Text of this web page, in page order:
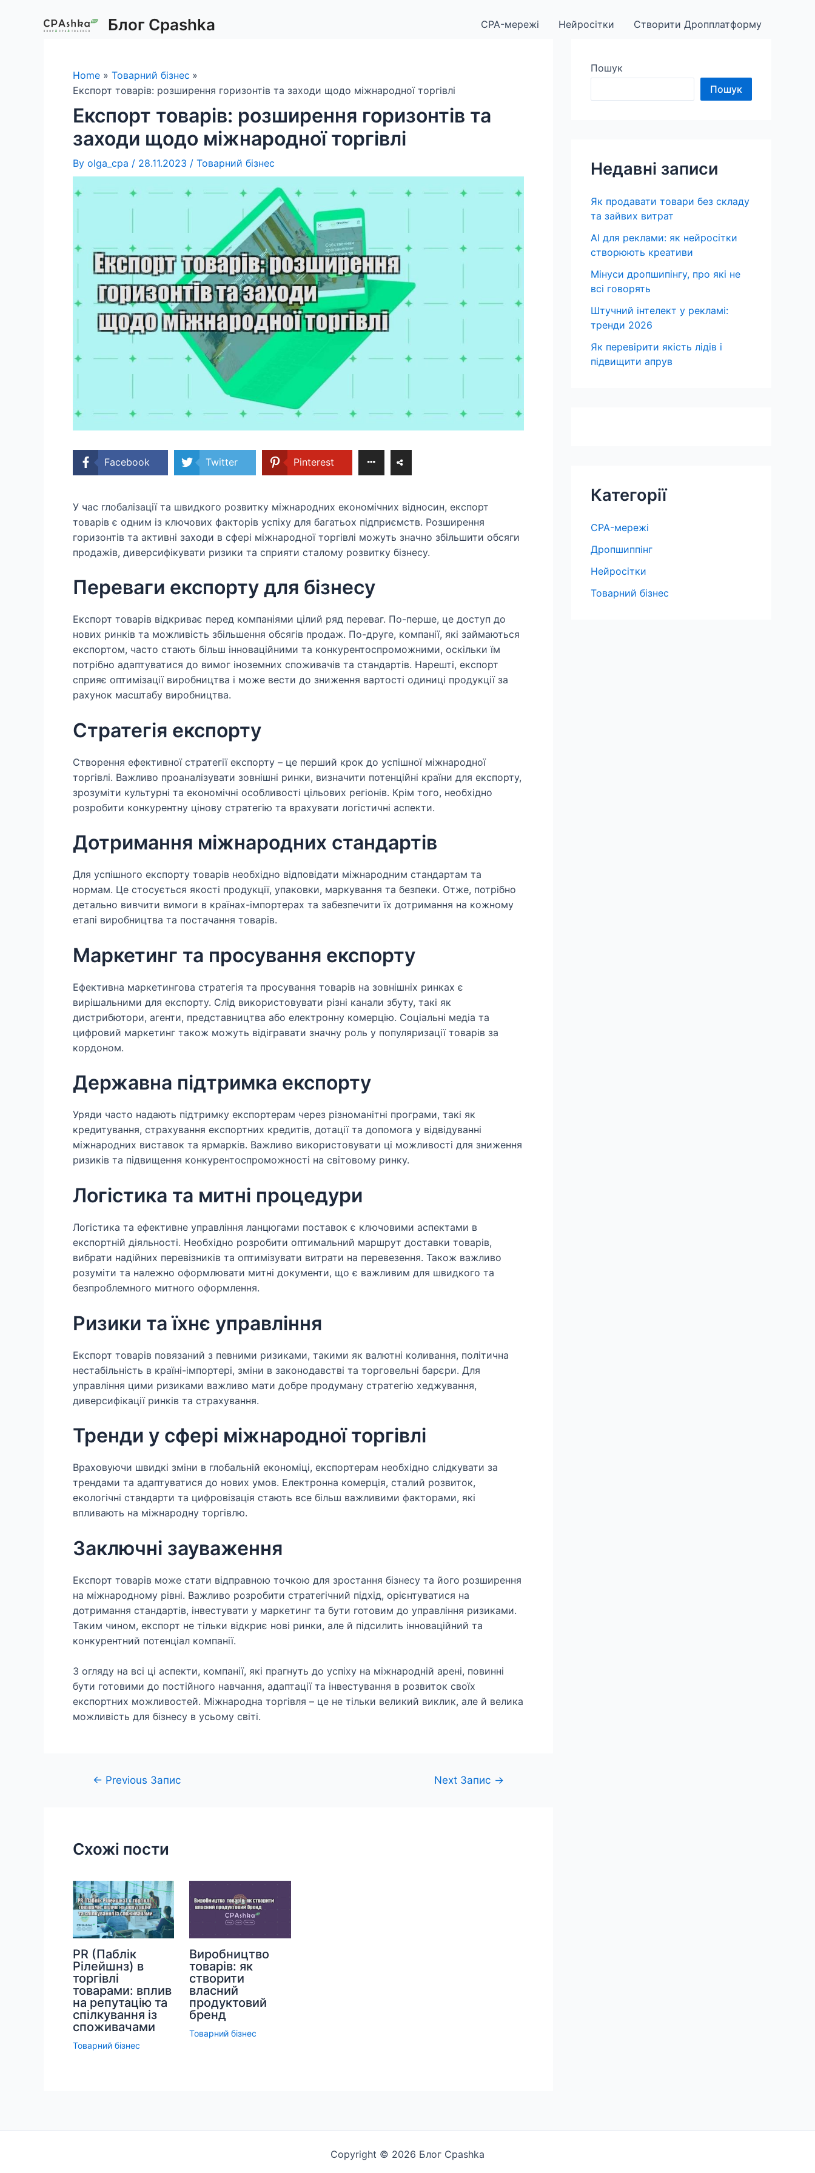
Блог Cpashka CPA-мережі Нейросітки Створити Дропплатформу
Home
Товарний бізнес
Експорт товарів: розширення горизонтів та заходи щодо міжнародної торгівлі
Експорт товарів: розширення горизонтів та
заходи щодо міжнародної торгівлі
By olga_cpa / 28.11.2023 / Товарний бізнес
Facebook Twitter Pinterest
У час глобалізації та швидкого розвитку міжнародних економічних відносин, експорт
товарів є одним із ключових факторів успіху для багатьох підприємств. Розширення
горизонтів та активні заходи в сфері міжнародної торгівлі можуть значно збільшити обсяги
продажів, диверсифікувати ризики та сприяти сталому розвитку бізнесу.
Переваги експорту для бізнесу
Експорт товарів відкриває перед компаніями цілий ряд переваг. По-перше, це доступ до
нових ринків та можливість збільшення обсягів продаж. По-друге, компанії, які займаються
експортом, часто стають більш інноваційними та конкурентоспроможними, оскільки їм
потрібно адаптуватися до вимог іноземних споживачів та стандартів. Нарешті, експорт
сприяє оптимізації виробництва і може вести до зниження вартості одиниці продукції за
рахунок масштабу виробництва.
Стратегія експорту
Створення ефективної стратегії експорту – це перший крок до успішної міжнародної
торгівлі. Важливо проаналізувати зовнішні ринки, визначити потенційні країни для експорту,
зрозуміти культурні та економічні особливості цільових регіонів. Крім того, необхідно
розробити конкурентну цінову стратегію та врахувати логістичні аспекти.
Дотримання міжнародних стандартів
Для успішного експорту товарів необхідно відповідати міжнародним стандартам та
нормам. Це стосується якості продукції, упаковки, маркування та безпеки. Отже, потрібно
детально вивчити вимоги в країнах-імпортерах та забезпечити їх дотримання на кожному
етапі виробництва та постачання товарів.
Маркетинг та просування експорту
Ефективна маркетингова стратегія та просування товарів на зовнішніх ринках є
вирішальними для експорту. Слід використовувати різні канали збуту, такі як
дистрибютори, агенти, представництва або електронну комерцію. Соціальні медіа та
цифровий маркетинг також можуть відігравати значну роль у популяризації товарів за
кордоном.
Державна підтримка експорту
Уряди часто надають підтримку експортерам через різноманітні програми, такі як
кредитування, страхування експортних кредитів, дотації та допомога у відвідуванні
міжнародних виставок та ярмарків. Важливо використовувати ці можливості для зниження
ризиків та підвищення конкурентоспроможності на світовому ринку.
Логістика та митні процедури
Логістика та ефективне управління ланцюгами поставок є ключовими аспектами в
експортній діяльності. Необхідно розробити оптимальний маршрут доставки товарів,
вибрати надійних перевізників та оптимізувати витрати на перевезення. Також важливо
розуміти та належно оформлювати митні документи, що є важливим для швидкого та
безпроблемного митного оформлення.
Ризики та їхнє управління
Експорт товарів повязаний з певними ризиками, такими як валютні коливання, політична
нестабільність в країні-імпортері, зміни в законодавстві та торговельні барєри. Для
управління цими ризиками важливо мати добре продуману стратегію хеджування,
диверсифікації ринків та страхування.
Тренди у сфері міжнародної торгівлі
Враховуючи швидкі зміни в глобальній економіці, експортерам необхідно слідкувати за
трендами та адаптуватися до нових умов. Електронна комерція, сталий розвиток,
екологічні стандарти та цифровізація стають все більш важливими факторами, які
впливають на міжнародну торгівлю.
Заключні зауваження
Експорт товарів може стати відправною точкою для зростання бізнесу та його розширення
на міжнародному рівні. Важливо розробити стратегічний підхід, орієнтуватися на
дотримання стандартів, інвестувати у маркетинг та бути готовим до управління ризиками.
Таким чином, експорт не тільки відкриє нові ринки, але й підсилить інноваційний та
конкурентний потенціал компанії.
З огляду на всі ці аспекти, компанії, які прагнуть до успіху на міжнародній арені, повинні
бути готовими до постійного навчання, адаптації та інвестування в розвиток своїх
експортних можливостей. Міжнародна торгівля – це не тільки великий виклик, але й велика
можливість для бізнесу в усьому світі.
Навігація
← Previous Запис Next Запис →
Схожі пости
PR (Паблік
Рілейшнз) в
торгівлі
товарами: вплив
на репутацію та
спілкування із
споживачами
Товарний бізнес
Виробництво
товарів: як
створити
власний
продуктовий
бренд
Товарний бізнес
Пошук
Пошук
Недавні записи
Як продавати товари без складу
та зайвих витрат
AI для реклами: як нейросітки
створюють креативи
Мінуси дропшипінгу, про які не
всі говорять
Штучний інтелект у рекламі:
тренди 2026
Як перевірити якість лідів і
підвищити апрув
Категорії
CPA-мережі
Дропшиппінг
Нейросітки
Товарний бізнес
Copyright © 2026 Блог Cpashka